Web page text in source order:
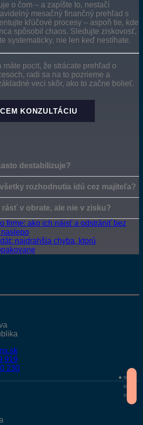
o čom – a zapíšte to, nestačí
mesačný finančný prehľad s
kľúčové procesy – aspoň tie, kde
spôsobil chaos. Sledujte ziskovosť,
systematicky, nie len keď nestíhate.
máte pocit, že strácate prehľad o
radi sa na to pozrieme a
veci skôr, ako to začne bolieť.
KONZULTÁCIU
destabilizuje?
rozhodnutia idú cez majiteľa?
rásť v obrate, ale nie v zisku?
firme: ako ich nájsť a odstrániť bez
najdrahšia chyba, ktorú
919
230